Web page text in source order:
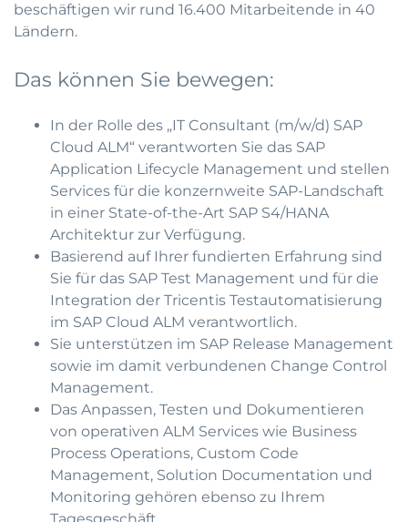
beschäftigen wir rund 16.400 Mitarbeitende in 40
Ländern.
Das können Sie bewegen:
In der Rolle des „IT Consultant (m/w/d) SAP
Cloud ALM“ verantworten Sie das SAP
Application Lifecycle Management und stellen
Services für die konzernweite SAP-Landschaft
in einer State-of-the-Art SAP S4/HANA
Architektur zur Verfügung.
Basierend auf Ihrer fundierten Erfahrung sind
Sie für das SAP Test Management und für die
Integration der Tricentis Testautomatisierung
im SAP Cloud ALM verantwortlich.
Sie unterstützen im SAP Release Management
sowie im damit verbundenen Change Control
Management.
Das Anpassen, Testen und Dokumentieren
von operativen ALM Services wie Business
Process Operations, Custom Code
Management, Solution Documentation und
Monitoring gehören ebenso zu Ihrem